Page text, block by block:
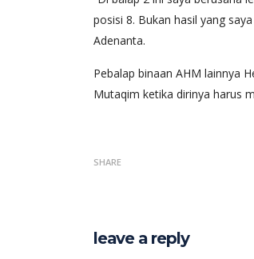
posisi 8. Bukan hasil yang
Adenanta.
Pebalap binaan AHM lainnya
Mutaqim ketika dirinya harus
SHARE
leave a reply